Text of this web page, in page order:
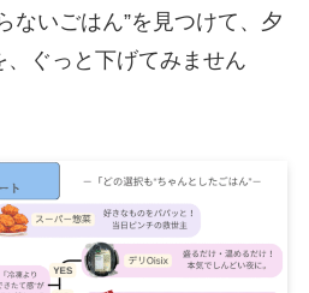
ないごはん”を見つけて、夕
ぐっと下げてみません